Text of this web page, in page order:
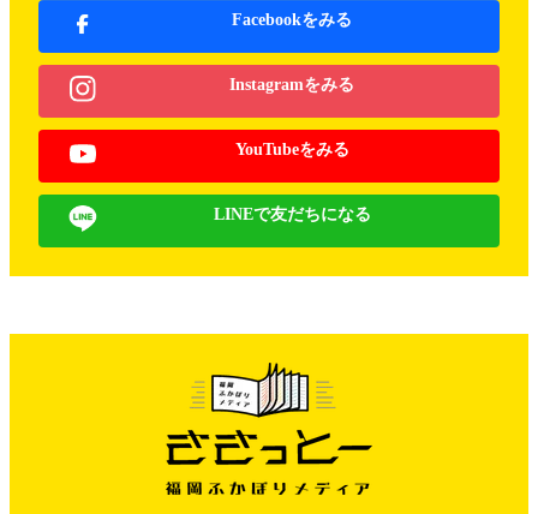
Facebookをみる
Instagramをみる
YouTubeをみる
LINEで友だちになる